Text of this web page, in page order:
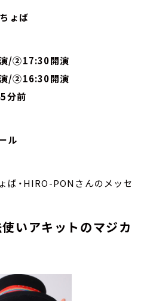
ょば
/➁17:30開演
/➁16:30開演
分前
ル
ば・HIRO-PONさんのメッセ
いアキットのマジカ